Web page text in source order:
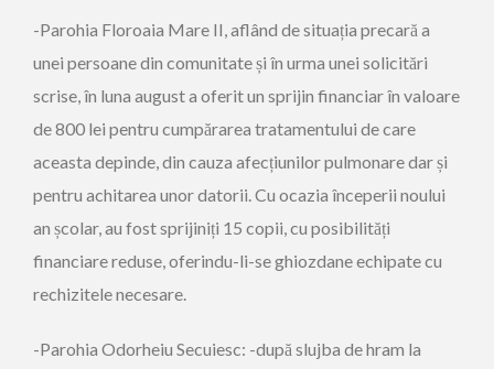
-Parohia Floroaia Mare II, aflând de situația precară a
unei persoane din comunitate și în urma unei solicitări
scrise, în luna august a oferit un sprijin financiar în valoare
de 800 lei pentru cumpărarea tratamentului de care
aceasta depinde, din cauza afecțiunilor pulmonare dar și
pentru achitarea unor datorii. Cu ocazia începerii noului
an școlar, au fost sprijiniți 15 copii, cu posibilități
financiare reduse, oferindu-li-se ghiozdane echipate cu
rechizitele necesare.
-Parohia Odorheiu Secuiesc: -după slujba de hram la